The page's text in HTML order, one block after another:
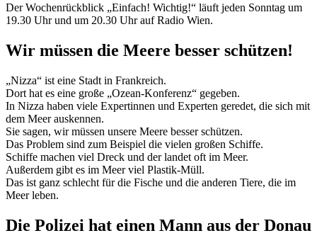
Der Wochenrückblick „Einfach! Wichtig!“ läuft jeden Sonntag um
19.30 Uhr und um 20.30 Uhr auf Radio Wien.
Wir müssen die Meere besser schützen!
„Nizza“ ist eine Stadt in Frankreich.
Dort hat es eine große „Ozean-Konferenz“ gegeben.
In Nizza haben viele Expertinnen und Experten geredet, die sich mit
dem Meer auskennen.
Sie sagen, wir müssen unsere Meere besser schützen.
Das Problem sind zum Beispiel die vielen großen Schiffe.
Schiffe machen viel Dreck und der landet oft im Meer.
Außerdem gibt es im Meer viel Plastik-Müll.
Das ist ganz schlecht für die Fische und die anderen Tiere, die im
Meer leben.
Die Polizei hat einen Mann aus der Donau